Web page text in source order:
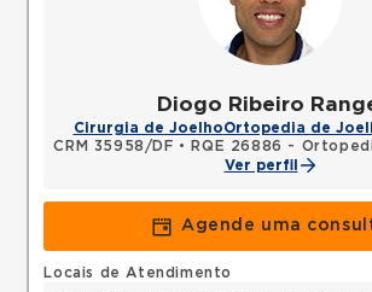
Diogo Ribeiro
Cirurgia de JoelhoOrtopedia de
CRM 35958/DF • RQE 26886 - Ortopedia
Ver perfil
Agende uma
Locais de Atendimento